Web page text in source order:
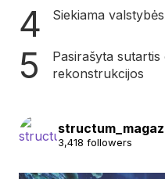
Siekiama
Pasirašyta sutartis
rekonstrukcijos
3,418 followers